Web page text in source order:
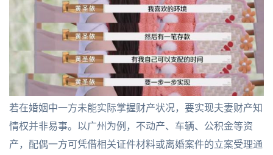
若在婚姻中一方未能实际掌握财产状况，要实现夫妻财产知
情权并非易事。以广州为例，不动产、车辆、公积金等资
产，配偶一方可凭借相关证件材料或离婚案件的立案受理通